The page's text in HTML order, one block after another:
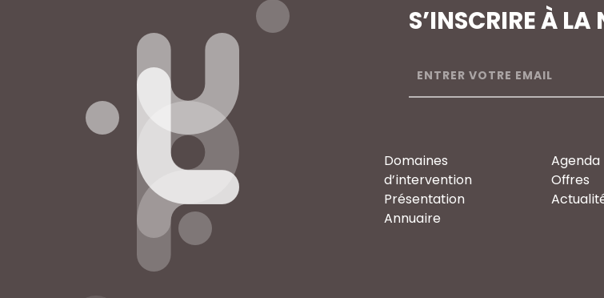
S’INSCRIRE À LA
Domaines
d’intervention
Présentation
Annuaire
Agenda
Offres